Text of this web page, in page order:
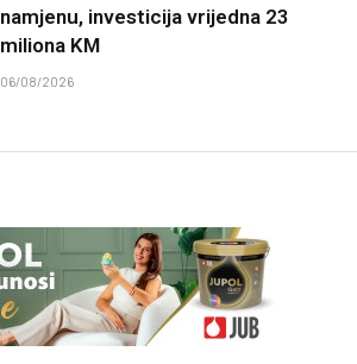
namjenu, investicija vrijedna 23
miliona KM
06/08/2026